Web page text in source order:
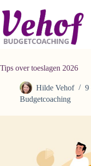
naar
de
inhoud
Tips over toeslagen 2026
Hilde Vehof
9
Budgetcoaching